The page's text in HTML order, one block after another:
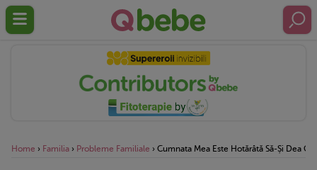
Home › Familia › Probleme Familiale › Cumnata Mea Este Hotărâtă Să-Și Dea